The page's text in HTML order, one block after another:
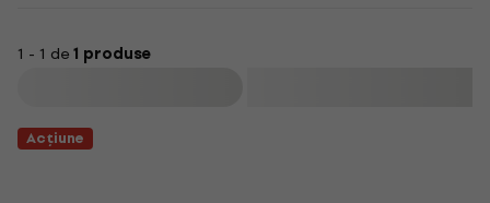
1 - 1 de1 produse
Acțiune